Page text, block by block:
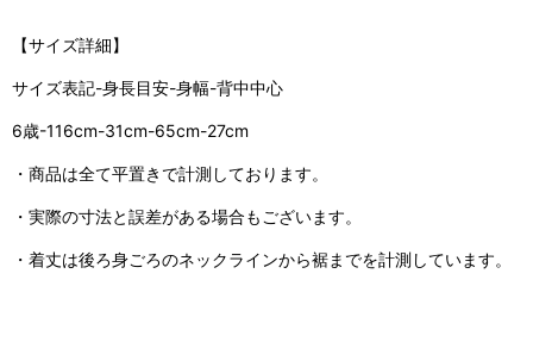
【サイズ詳細】
サイズ表記-身長目安-身幅-背中中心
6歳-116cm-31cm-65cm-27cm
・商品は全て平置きで計測しております。
・実際の寸法と誤差がある場合もございます。
・着丈は後ろ身ごろのネックラインから裾までを計測しています。